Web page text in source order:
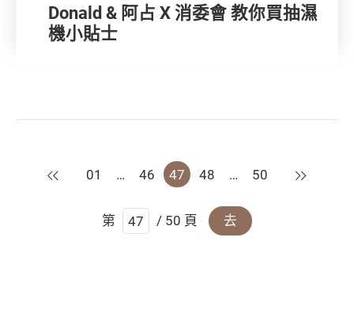
Donald & 阿占 X 消委會 教你買抽濕
機小貼士
上一頁
01 … 46 47 48 … 50 下一頁
第 / 50 頁 去